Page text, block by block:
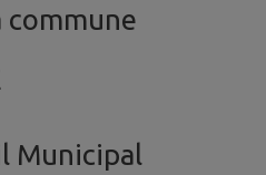
commune
Municipal